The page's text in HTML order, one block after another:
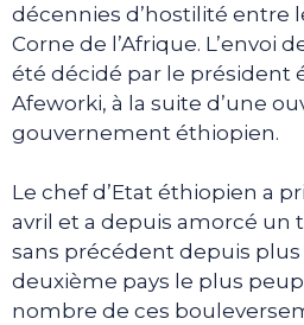
décennies d’hostilité entre
Corne de l’Afrique. L’envoi
été décidé par le président
Afeworki, à la suite d’une
gouvernement éthiopien.
Le chef d’Etat éthiopien a
avril et a depuis amorcé un
sans précédent depuis plus
deuxième pays le plus
nombre de ces